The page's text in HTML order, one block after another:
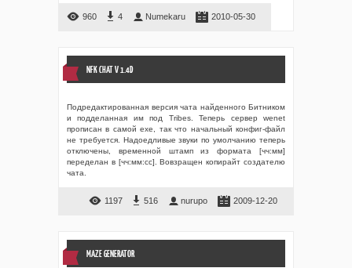
960 4 Numekaru 2010-05-30
NFK CHAT V 1.4D
Подредактированная версия чата найденного Битником
и подделанная им под Tribes. Теперь сервер wenet
прописан в самой exe, так что начальный конфиг-файл
не требуется. Надоедливые звуки по умолчанию теперь
отключены, временной штамп из формата [чч:мм]
переделан в [чч:мм:сс]. Вовзращен копирайт создателю
чата.
1197 516 nurupo 2009-12-20
MAZE GENERATOR